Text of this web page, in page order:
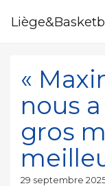
«
nous
gros
Publié
29 septembre